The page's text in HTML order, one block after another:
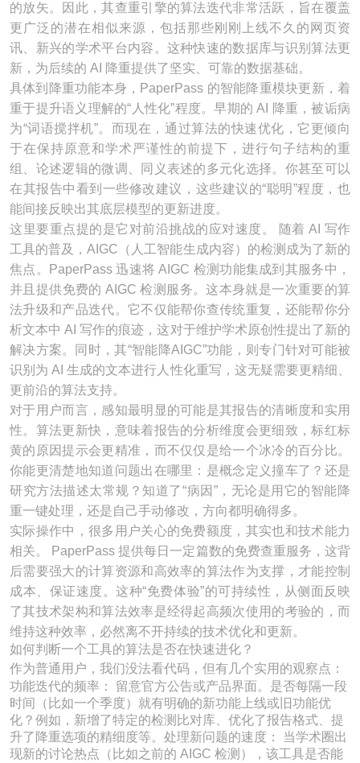
的放矢。因此，其查重引擎的算法迭代非常活跃，旨在覆盖
更广泛的潜在相似来源，包括那些刚刚上线不久的网页资
讯、新兴的学术平台内容。这种快速的数据库与识别算法更
新，为后续的 AI 降重提供了坚实、可靠的数据基础。
具体到降重功能本身，PaperPass 的智能降重模块更新，着
重于提升语义理解的“人性化”程度。早期的 AI 降重，被诟病
为“词语搅拌机”。而现在，通过算法的快速优化，它更倾向
于在保持原意和学术严谨性的前提下，进行句子结构的重
组、论述逻辑的微调、同义表述的多元化选择。你甚至可以
在其报告中看到一些修改建议，这些建议的“聪明”程度，也
能间接反映出其底层模型的更新进度。
这里要重点提的是它对前沿挑战的应对速度。 随着 AI 写作
工具的普及，AIGC（人工智能生成内容）的检测成为了新的
焦点。PaperPass 迅速将 AIGC 检测功能集成到其服务中，
并且提供免费的 AIGC 检测服务。这本身就是一次重要的算
法升级和产品迭代。它不仅能帮你查传统重复，还能帮你分
析文本中 AI 写作的痕迹，这对于维护学术原创性提出了新的
解决方案。同时，其“智能降AIGC”功能，则专门针对可能被
识别为 AI 生成的文本进行人性化重写，这无疑需要更精细、
更前沿的算法支持。
对于用户而言，感知最明显的可能是其报告的清晰度和实用
性。算法更新快，意味着报告的分析维度会更细致，标红标
黄的原因提示会更精准，而不仅仅是给一个冰冷的百分比。
你能更清楚地知道问题出在哪里：是概念定义撞车了？还是
研究方法描述太常规？知道了“病因”，无论是用它的智能降
重一键处理，还是自己手动修改，方向都明确得多。
实际操作中，很多用户关心的免费额度，其实也和技术能力
相关。 PaperPass 提供每日一定篇数的免费查重服务，这背
后需要强大的计算资源和高效率的算法作为支撑，才能控制
成本、保证速度。这种“免费体验”的可持续性，从侧面反映
了其技术架构和算法效率是经得起高频次使用的考验的，而
维持这种效率，必然离不开持续的技术优化和更新。
如何判断一个工具的算法是否在快速进化？
作为普通用户，我们没法看代码，但有几个实用的观察点：
功能迭代的频率： 留意官方公告或产品界面。是否每隔一段
时间（比如一个季度）就有明确的新功能上线或旧功能优
化？例如，新增了特定的检测比对库、优化了报告格式、提
升了降重选项的精细度等。处理新问题的速度： 当学术圈出
现新的讨论热点（比如之前的 AIGC 检测），该工具是否能